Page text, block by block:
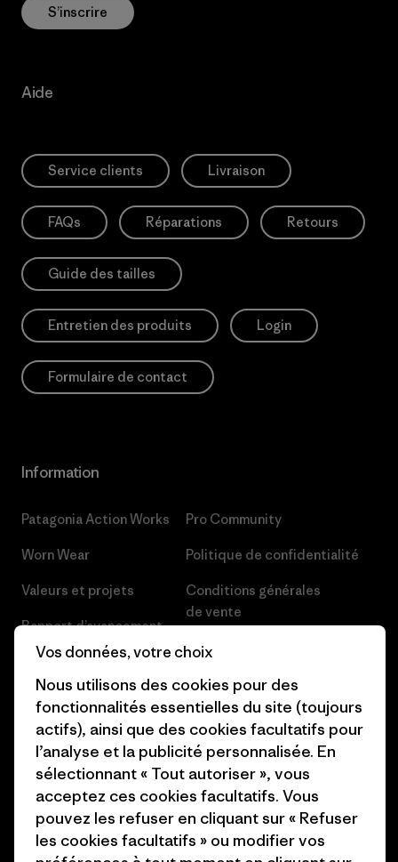
S’inscrire
Aide
Service clients Livraison
FAQs Réparations Retours
Guide des tailles
Entretien des produits Login
Formulaire de contact
Information
Patagonia Action Works
Worn Wear
Valeurs et projets
Rapport d’avancement
Business Unusual
Objectifs climatiques
1% For The Planet
Comment nous finançons
Cartes cadeaux
Nos magasins
Pro Community
Politique de confidentialité
Conditions générales
de vente
Préférences de cookie
Carrières
Presse et media
Industry program
Programme d’affiliation
Patagonia France Plan du site
Vos données, votre choix
Nous utilisons des cookies pour des
fonctionnalités essentielles du site (toujours
actifs), ainsi que des cookies facultatifs pour
l’analyse et la publicité personnalisée. En
sélectionnant « Tout autoriser », vous
acceptez ces cookies facultatifs. Vous
pouvez les refuser en cliquant sur « Refuser
les cookies facultatifs » ou modifier vos